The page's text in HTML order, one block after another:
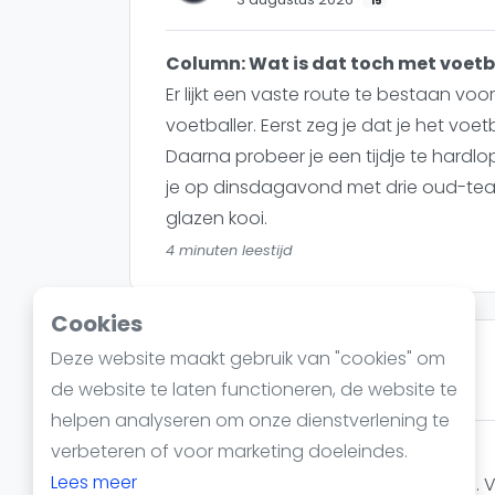
Cookies
Deze website maakt gebruik van "cookies" om
de website te laten functioneren, de website te
helpen analyseren om onze dienstverlening te
verbeteren of voor marketing doeleindes.
Lees meer
Reserveringssystemen
Padelscholen
Toevoegen data
Laatste updates
Column: Wat is dat toch met
Er lijkt een vaste route te bestaan
voetballer. Eerst zeg je dat je het
Daarna probeer je een tijdje te
je op dinsdagavond met drie oud-
glazen kooi.
4 minuten leestijd
Gert Jan Stevens
24 juni 2026 207
Column: De padelbubbel
Vorige week speelde ik een toernooi.